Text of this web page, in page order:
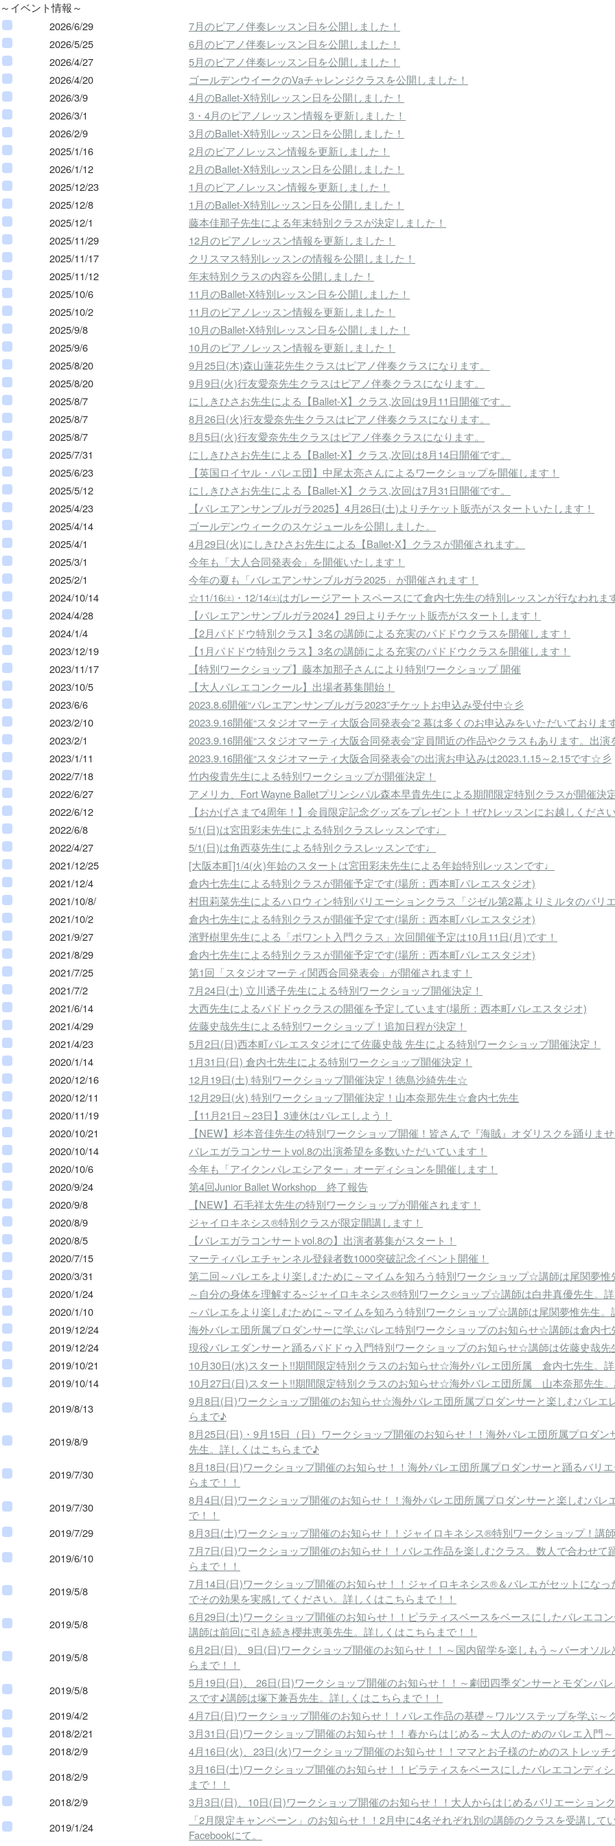
～イベント情報～
2026/6/29
7月のピアノ伴奏レッスン日を公開しました！
2026/5/25
6月のピアノ伴奏レッスン日を公開しました！
2026/4/27
5月のピアノ伴奏レッスン日を公開しました！
2026/4/20
ゴールデンウイークのVaチャレンジクラスを公開しました！
2026/3/9
4月のBallet-X特別レッスン日を公開しました！
2026/3/1
3・4月のピアノレッスン情報を更新しました！
2026/2/9
3月のBallet-X特別レッスン日を公開しました！
2025/1/16
2月のピアノレッスン情報を更新しました！
2026/1/12
2月のBallet-X特別レッスン日を公開しました！
2025/12/23
1月のピアノレッスン情報を更新しました！
2025/12/8
1月のBallet-X特別レッスン日を公開しました！
2025/12/1
藤本佳那子先生による年末特別クラスが決定しました！
2025/11/29
12月のピアノレッスン情報を更新しました！
2025/11/17
クリスマス特別レッスンの情報を公開しました！
2025/11/12
年末特別クラスの内容を公開しました！
2025/10/6
11月のBallet-X特別レッスン日を公開しました！
2025/10/2
11月のピアノレッスン情報を更新しました！
2025/9/8
10月のBallet-X特別レッスン日を公開しました！
2025/9/6
10月のピアノレッスン情報を更新しました！
2025/8/20
9月25日(木)森山蓮花先生クラスはピアノ伴奏クラスになります。
2025/8/20
9月9日(火)行友愛奈先生クラスはピアノ伴奏クラスになります。
2025/8/7
にしきひさお先生による【Ballet-X】クラス,次回は9月11日開催です。
2025/8/7
8月26日(火)行友愛奈先生クラスはピアノ伴奏クラスになります。
2025/8/7
8月5日(火)行友愛奈先生クラスはピアノ伴奏クラスになります。
2025/7/31
にしきひさお先生による【Ballet-X】クラス,次回は8月14日開催です。
2025/6/23
【英国ロイヤル・バレエ団】中尾太亮さんによるワークショップを開催します！
2025/5/12
にしきひさお先生による【Ballet-X】クラス,次回は7月31日開催です。
2025/4/23
【バレエアンサンブルガラ2025】4月26日(土)よりチケット販売がスタートいたします！
2025/4/14
ゴールデンウィークのスケジュールを公開しました。
2025/4/1
4月29日(火)にしきひさお先生による【Ballet-X】クラスが開催されます。
2025/3/1
今年も「大人合同発表会」を開催いたします！
2025/2/1
今年の夏も「バレエアンサンブルガラ2025」が開催されます！
2024/10/14
☆11/16㈯・12/14㈯はガレージアートスペースにて倉内七先生の特別レッスンが行なわれ
2024/4/28
【バレエアンサンブルガラ2024】29日よりチケット販売がスタートします！
2024/1/4
【2月パドドウ特別クラス】3名の講師による充実のパドドウクラスを開催します！
2023/12/19
【1月パドドウ特別クラス】3名の講師による充実のパドドウクラスを開催します！
2023/11/17
【特別ワークショップ】藤本加那子さんにより特別ワークショップ 開催
2023/10/5
【大人バレエコンクール】出場者募集開始！
2023/6/6
2023.8.6開催“バレエアンサンブルガラ2023”チケットお申込み受付中☆彡
2023/2/10
2023.9.16開催“スタジオマーティ大阪合同発表会”2 幕は多くのお申込みをいただいており
2023/2/1
2023.9.16開催“スタジオマーティ大阪合同発表会”定員間近の作品やクラスもあります。出
2023/1/11
2023.9.16開催“スタジオマーティ大阪合同発表会”の出演お申込みは2023.1.15～2.15です☆彡
2022/7/18
竹内俊貴先生による特別ワークショップが開催決定！
2022/6/27
アメリカ、Fort Wayne Balletプリンシパル森本早貴先生による期間限定特別クラスが開催
2022/6/12
【おかげさまで4周年！】会員限定記念グッズをプレゼント！ぜひレッスンにお越しくださ
2022/6/8
5/1(日)は宮田彩未先生による特別クラスレッスンです♩
2022/4/27
5/1(日)は角西葵先生による特別クラスレッスンです♩
2021/12/25
[大阪本町]1/4(火)年始のスタートは宮田彩未先生による年始特別レッスンです♩
2021/12/4
倉内七先生による特別クラスが開催予定です(場所：西本町バレエスタジオ)
2021/10/8/
村田莉菜先生によるハロウィン特別バリエーションクラス「ジゼル第2幕よりミルタのバリ
2021/10/2
倉内七先生による特別クラスが開催予定です(場所：西本町バレエスタジオ)
2021/9/27
濱野樹里先生による「ポワント入門クラス」次回開催予定は10月11日(月)です！
2021/8/29
倉内七先生による特別クラスが開催予定です(場所：西本町バレエスタジオ)
2021/7/25
第1回「スタジオマーティ関西合同発表会」が開催されます！
2021/7/2
7月24日(土) 立川透子先生による特別ワークショップ開催決定！
2021/6/14
大西先生によるパドドゥクラスの開催を予定しています(場所：西本町バレエスタジオ)
2021/4/29
佐藤史哉先生による特別ワークショップ！追加日程が決定！
2021/4/23
5月2日(日)西本町バレエスタジオにて佐藤史哉 先生による特別ワークショップ開催決定！
2020/1/14
1月31日(日) 倉内七先生による特別ワークショップ開催決定！
2020/12/16
12月19日(土) 特別ワークショップ開催決定！徳島沙綺先生☆
2020/12/11
12月29日(火) 特別ワークショップ開催決定！山本奈那先生☆倉内七先生
2020/11/19
【11月21日～23日】3連休はバレエしよう！
2020/10/21
【NEW】杉本音佳先生の特別ワークショップ開催！皆さんで『海賊』オダリスクを踊りま
2020/10/14
バレエガラコンサートvol.8の出演希望を多数いただいています！
2020/10/6
今年も「アイクンバレエシアター」オーディションを開催します！
2020/9/24
第4回Junior Ballet Workshop 終了報告
2020/9/8
【NEW】石毛祥太先生の特別ワークショップが開催されます！
2020/8/9
ジャイロキネシス®特別クラスが限定開講します！
2020/8/5
【バレエガラコンサートvol.8の】出演者募集がスタート！
2020/7/15
マーティバレエチャンネル登録者数1000突破記念イベント開催！
2020/3/31
第二回～バレエをより楽しむために～マイムを知ろう特別ワークショップ☆講師は尾関夢
2020/1/24
～自分の身体を理解する~ジャイロキネシス®特別ワークショップ☆講師は白井真優先生。
2020/1/10
～バレエをより楽しむために～マイムを知ろう特別ワークショップ☆講師は尾関夢惟先生
2019/12/24
海外バレエ団所属プロダンサーに学ぶバレエ特別ワークショップのお知らせ☆講師は倉内
2019/12/24
現役バレエダンサーと踊るパドドゥ入門特別ワークショップのお知らせ☆講師は佐藤史哉
2019/10/21
10月30日(水)スタート!!期間限定特別クラスのお知らせ☆海外バレエ団所属 倉内七先生。
2019/10/14
10月27日(日)スタート!!期間限定特別クラスのお知らせ☆海外バレエ団所属 山本奈那先生
2019/8/13
9月8日(日)ワークショップ開催のお知らせ☆海外バレエ団所属プロダンサーと楽しむバレ
らまで♪
2019/8/9
8月25日(日)・9月15日（日）ワークショップ開催のお知らせ！！海外バレエ団所属プロダ
先生。詳しくはこちらまで♪
2019/7/30
8月18日(日)ワークショップ開催のお知らせ！！海外バレエ団所属プロダンサーと踊るバリ
らまで！！
2019/7/30
8月4日(日)ワークショップ開催のお知らせ！！海外バレエ団所属プロダンサーと楽しむバ
で！！
2019/7/29
8月3日(土)ワークショップ開催のお知らせ！！ジャイロキネシス®特別ワークショップ！講
2019/6/10
7月7日(日)ワークショップ開催のお知らせ！！バレエ作品を楽しむクラス。数人で合わせ
らまで！！
2019/5/8
7月14日(日)ワークショップ開催のお知らせ！！ジャイロキネシス®＆バレエがセットにな
でその効果を実感してください。詳しくはこちらまで！！
2019/5/8
6月29日(土)ワークショップ開催のお知らせ！！ピラティスベースをベースにしたバレエコ
講師は前回に引き続き櫻井恵美先生。詳しくはこちらまで！！
2019/5/8
6月2日(日)、9日(日)ワークショップ開催のお知らせ！！～国内留学を楽しもう～バーオソ
らまで！！
2019/5/8
5月19日(日)、 26日(日)ワークショップ開催のお知らせ！！～劇団四季ダンサーとモダンバ
スです♪講師は塚下兼吾先生。詳しくはこちらまで！！
2019/4/2
4月7日(日)ワークショップ開催のお知らせ！！バレエ作品の基礎～ワルツステップを学ぶ
2018/2/21
3月31日(日)ワークショップ開催のお知らせ！！春からはじめる～大人のためのバレエ入門
2018/2/9
4月16日(火)、23日(火)ワークショップ開催のお知らせ！！ママとお子様のためのストレッ
2018/2/9
3月16日(土)ワークショップ開催のお知らせ！！ピラティスをベースにしたバレエコンディ
まで！！
2018/2/9
3月3日(日)、10日(日)ワークショップ開催のお知らせ！！大人からはじめるバリエーション
2019/1/24
「2月限定キャンペーン」のお知らせ！！2月中に4名それぞれ別の講師のクラスを受講し
Facebookにて。